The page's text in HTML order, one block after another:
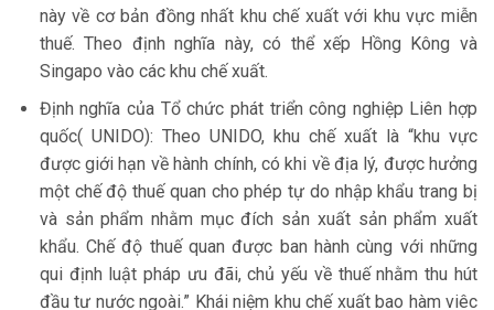
này về cơ bản đồng nhất khu chế xuất với khu vực miễn
thuế. Theo định nghĩa này, có thể xếp Hồng Kông và
Singapo vào các khu chế xuất.
Định nghĩa của Tổ chức phát triển công nghiệp Liên hợp
quốc( UNIDO): Theo UNIDO, khu chế xuất là “khu vực
được giới hạn về hành chính, có khi về địa lý, được hưởng
một chế độ thuế quan cho phép tự do nhập khẩu trang bị
và sản phẩm nhằm mục đích sản xuất sản phẩm xuất
khẩu. Chế độ thuế quan được ban hành cùng với những
qui định luật pháp ưu đãi, chủ yếu về thuế nhằm thu hút
đầu tư nước ngoài.” Khái niệm khu chế xuất bao hàm viêc